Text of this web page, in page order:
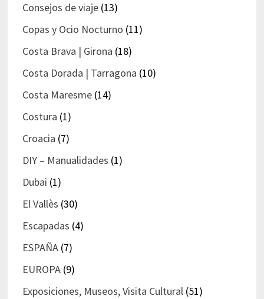
Consejos de viaje(13)
Copas y Ocio Nocturno (11)
Costa Brava | Girona (18)
Costa Dorada | Tarragona (10)
Costa Maresme(14)
Costura (1)
Croacia (7)
DIY – Manualidades (1)
Dubai (1)
El Vallès (30)
Escapadas (4)
ESPAÑA(7)
EUROPA(9)
Exposiciones, Museos, Visita Cultural(51)